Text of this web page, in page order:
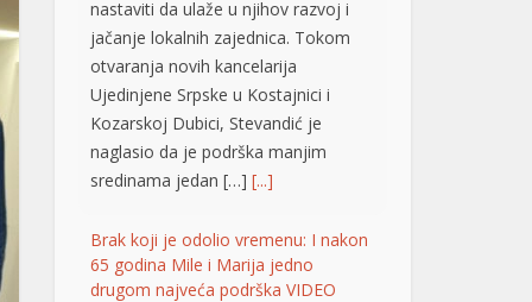
nastaviti da ulaže u njihov razvoj i
jačanje lokalnih zajednica. Tokom
otvaranja novih kancelarija
Ujedinjene Srpske u Kostajnici i
Kozarskoj Dubici, Stevandić je
naglasio da je podrška manjim
sredinama jedan […] [...]
Brak koji je odolio vremenu: I nakon
65 godina Mile i Marija jedno
drugom najveća podrška VIDEO